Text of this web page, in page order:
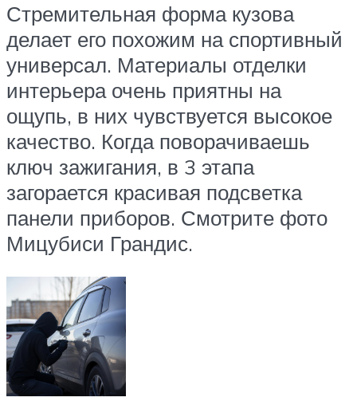
Стремительная форма кузова
делает его похожим на спортивный
универсал. Материалы отделки
интерьера очень приятны на
ощупь, в них чувствуется высокое
качество. Когда поворачиваешь
ключ зажигания, в 3 этапа
загорается красивая подсветка
панели приборов. Смотрите фото
Мицубиси Грандис.